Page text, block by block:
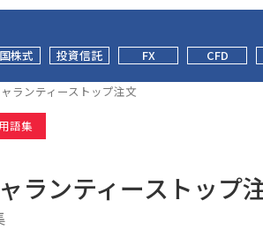
株式 投資信託 FX CFD
ランティーストップ注文
語集
ランティーストップ